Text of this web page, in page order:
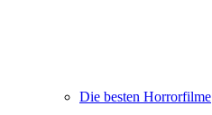
Die besten Horrorfilme